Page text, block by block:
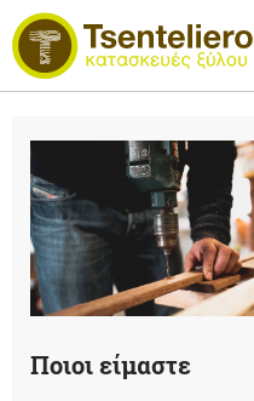
Ποιοι είμαστε